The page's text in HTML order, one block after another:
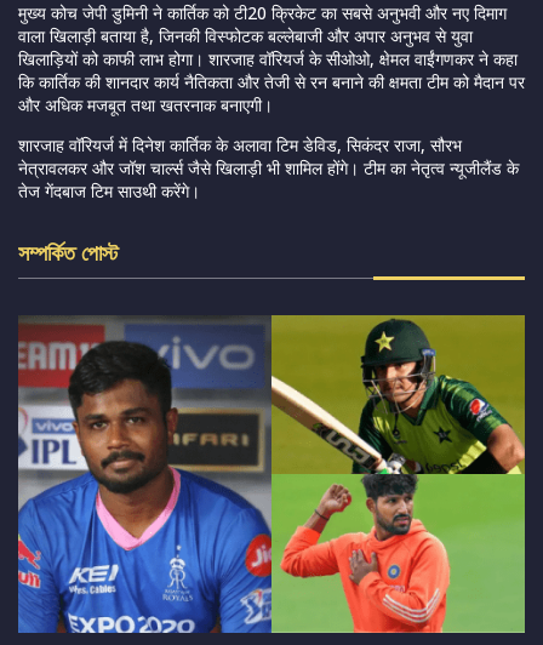
मुख्य कोच जेपी डुमिनी ने कार्तिक को टी20 क्रिकेट का सबसे अनुभवी और नए दिमाग
वाला खिलाड़ी बताया है, जिनकी विस्फोटक बल्लेबाजी और अपार अनुभव से युवा
खिलाड़ियों को काफी लाभ होगा। शारजाह वॉरियर्ज के सीओओ, क्षेमल वाईंगणकर ने कहा
कि कार्तिक की शानदार कार्य नैतिकता और तेजी से रन बनाने की क्षमता टीम को मैदान पर
और अधिक मजबूत तथा खतरनाक बनाएगी।
शारजाह वॉरियर्ज में दिनेश कार्तिक के अलावा टिम डेविड, सिकंदर राजा, सौरभ
नेत्रावलकर और जॉश चार्ल्स जैसे खिलाड़ी भी शामिल होंगे। टीम का नेतृत्व न्यूजीलैंड के
तेज गेंदबाज टिम साउथी करेंगे।
সম্পর্কিত পোস্ট